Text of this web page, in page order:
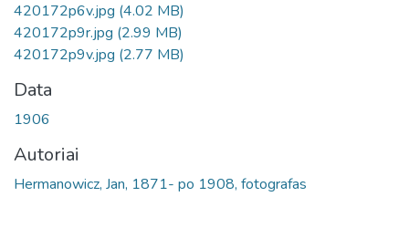
420172p6v.jpg (4.02 MB)
420172p9r.jpg (2.99 MB)
420172p9v.jpg (2.77 MB)
Data
1906
Autoriai
Hermanowicz, Jan, 1871- po 1908, fotografas